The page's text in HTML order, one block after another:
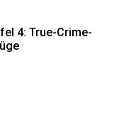
4: True-Crime-